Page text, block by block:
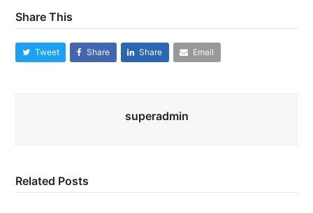
Share This
Tweet Share Share Email
superadmin
Related Posts